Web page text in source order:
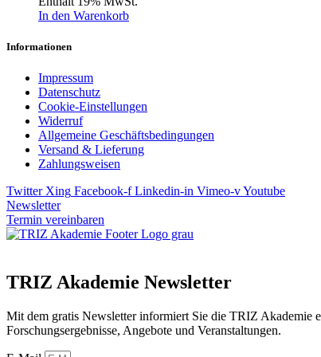
In den Warenkorb
Informationen
Impressum
Datenschutz
Cookie-Einstellungen
Widerruf
Allgemeine Geschäftsbedingungen
Versand & Lieferung
Zahlungsweisen
Twitter Xing Facebook-f Linkedin-in Vimeo-vYoutube
Newsletter
Termin vereinbaren
TRIZ Akademie Newsletter
Mit dem gratis Newsletter informiert Sie die TRIZ Akademie
Forschungsergebnisse, Angebote und Veranstaltungen.